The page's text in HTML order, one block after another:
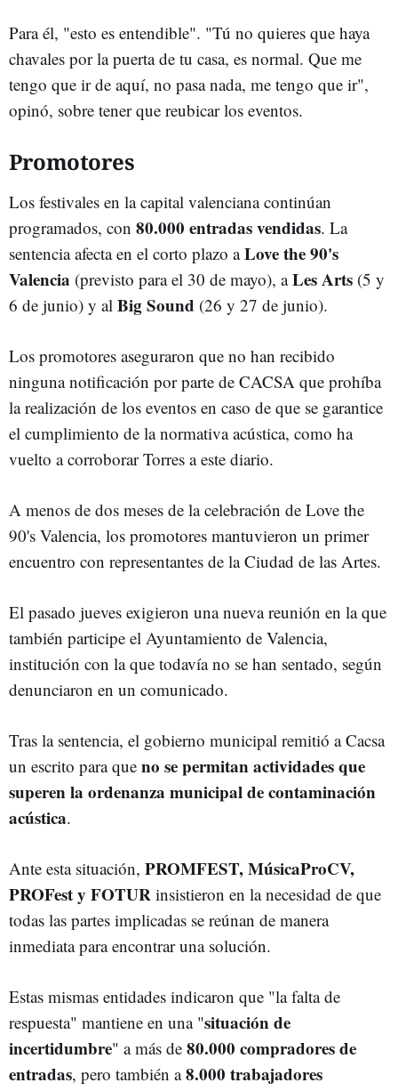
Para él, "esto es entendible". "Tú no quieres que haya
chavales por la puerta de tu casa, es normal. Que me
tengo que ir de aquí, no pasa nada, me tengo que ir",
opinó, sobre tener que reubicar los eventos.
Promotores
Los festivales en la capital valenciana continúan
programados, con 80.000 entradas vendidas. La
sentencia afecta en el corto plazo aLove the 90's
Valencia (previsto para el 30 de mayo), a Les Arts (5 y
6 de junio) y al Big Sound (26 y 27 de junio).
Los promotores aseguraron que no han recibido
ninguna notificación por parte de CACSA que prohíba
la realización de los eventos en caso de que se garantice
el cumplimiento de la normativa acústica, como ha
vuelto a corroborar Torres a este diario.
A menos de dos meses de la celebración de Love the
90's Valencia, los promotores mantuvieron un primer
encuentro con representantes de la Ciudad de las Artes.
El pasado jueves exigieron una nueva reunión en la que
también participe el Ayuntamiento de Valencia,
institución con la que todavía no se han sentado, según
denunciaron en un comunicado.
Tras la sentencia, el gobierno municipal remitió a Cacsa
un escrito para que no se permitan actividades que
superen la ordenanza municipal de contaminación
acústica.
Ante esta situación, PROMFEST, MúsicaProCV,
PROFest y FOTUR insistieron en la necesidad de que
todas las partes implicadas se reúnan de manera
inmediata para encontrar una solución.
Estas mismas entidades indicaron que "la falta de
respuesta" mantiene en una "situación de
incertidumbre" a más de 80.000 compradores de
entradas, pero también a8.000 trabajadores